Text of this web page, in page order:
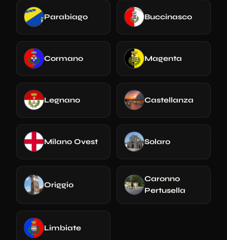
Parabiago Buccinasco
Cormano Magenta
Legnano Castellanza
Milano Ovest Solaro
Origgio
Caronno
Pertusella
Limbiate